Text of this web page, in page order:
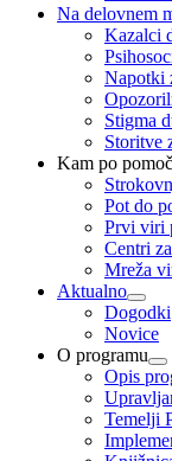
Na delovnem
Kazalci
Napotki
Stigma
Storitve
Kam po pomoč
Pot do
Prvi viri
Centri
Mreža
Aktualno
Dogodki
Novice
O programu
Opis
Temelji